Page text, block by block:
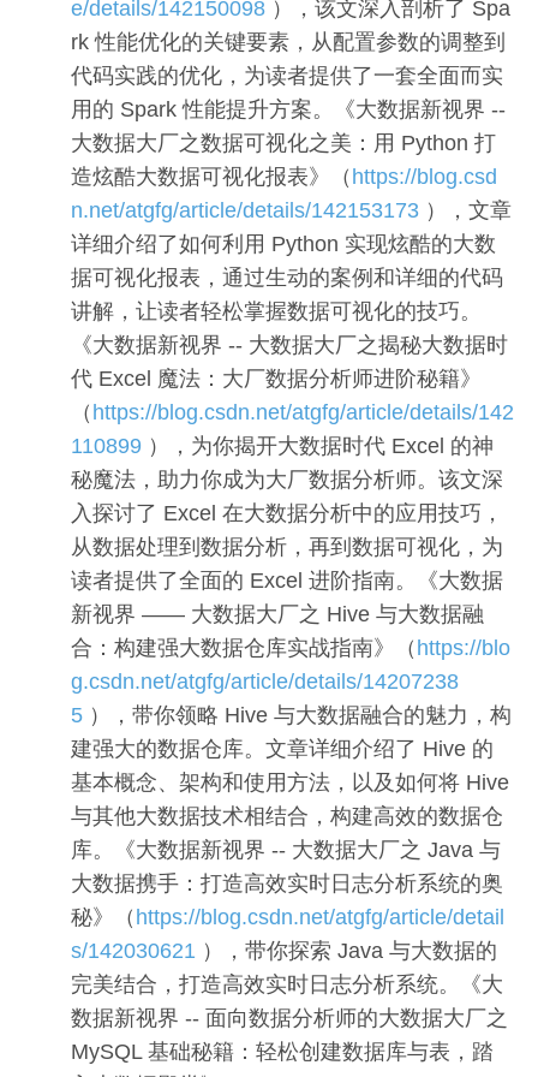
e/details/142150098 ），该文深入剖析了 Spa
rk 性能优化的关键要素，从配置参数的调整到
代码实践的优化，为读者提供了一套全面而实
用的 Spark 性能提升方案。《大数据新视界 --
大数据大厂之数据可视化之美：用 Python 打
造炫酷大数据可视化报表》（ https://blog.csd
n.net/atgfg/article/details/142153173 ），文章
详细介绍了如何利用 Python 实现炫酷的大数
据可视化报表，通过生动的案例和详细的代码
讲解，让读者轻松掌握数据可视化的技巧。
《大数据新视界 -- 大数据大厂之揭秘大数据时
代 Excel 魔法：大厂数据分析师进阶秘籍》
（ https://blog.csdn.net/atgfg/article/details/142
110899 ），为你揭开大数据时代 Excel 的神
秘魔法，助力你成为大厂数据分析师。该文深
入探讨了 Excel 在大数据分析中的应用技巧，
从数据处理到数据分析，再到数据可视化，为
读者提供了全面的 Excel 进阶指南。《大数据
新视界 —— 大数据大厂之 Hive 与大数据融
合：构建强大数据仓库实战指南》（ https://blo
g.csdn.net/atgfg/article/details/14207238
5 ），带你领略 Hive 与大数据融合的魅力，构
建强大的数据仓库。文章详细介绍了 Hive 的
基本概念、架构和使用方法，以及如何将 Hive
与其他大数据技术相结合，构建高效的数据仓
库。《大数据新视界 -- 大数据大厂之 Java 与
大数据携手：打造高效实时日志分析系统的奥
秘》（ https://blog.csdn.net/atgfg/article/detail
s/142030621 ），带你探索 Java 与大数据的
完美结合，打造高效实时日志分析系统。《大
数据新视界 -- 面向数据分析师的大数据大厂之
MySQL 基础秘籍：轻松创建数据库与表，踏